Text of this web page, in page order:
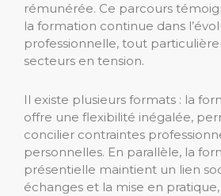
rémunérée. Ce parcours
la formation continue dans
professionnelle, tout
secteurs en tension.
Il existe plusieurs formats : la
offre une flexibilité inégalée,
concilier contraintes
personnelles. En parallèle, la
présentielle maintient un lien
échanges et la mise en